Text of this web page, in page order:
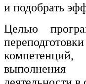
и подобрать
Целью